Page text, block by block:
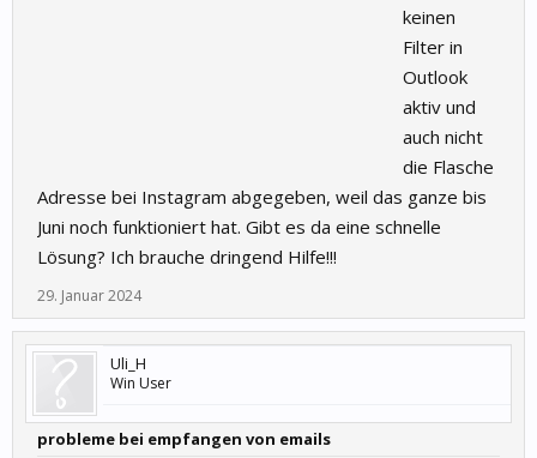
keinen
Filter in
Outlook
aktiv und
auch nicht
die Flasche
Adresse bei Instagram abgegeben, weil das ganze bis
Juni noch funktioniert hat. Gibt es da eine schnelle
Lösung? Ich brauche dringend Hilfe!!!
29. Januar 2024
Uli_H
Win User
probleme bei empfangen von emails